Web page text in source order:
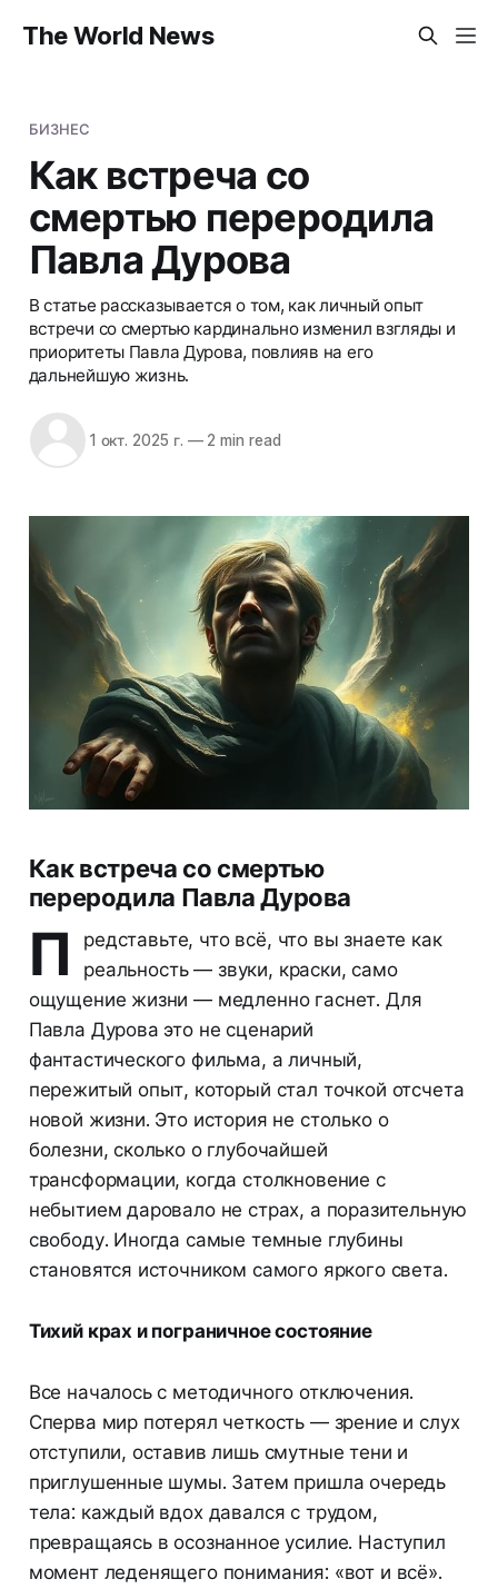
The World News
БИЗНЕС
Как встреча со
смертью переродила
Павла Дурова
В статье рассказывается о том, как личный опыт
встречи со смертью кардинально изменил взгляды и
приоритеты Павла Дурова, повлияв на его
дальнейшую жизнь.
1 окт. 2025 г. —2 min read
Как встреча со смертью
переродила Павла Дурова
П
редставьте, что всё, что вы знаете как
реальность — звуки, краски, само
ощущение жизни — медленно гаснет. Для
Павла Дурова это не сценарий
фантастического фильма, а личный,
пережитый опыт, который стал точкой отсчета
новой жизни. Это история не столько о
болезни, сколько о глубочайшей
трансформации, когда столкновение с
небытием даровало не страх, а поразительную
свободу. Иногда самые темные глубины
становятся источником самого яркого света.
Тихий крах и пограничное состояние
Все началось с методичного отключения.
Сперва мир потерял четкость — зрение и слух
отступили, оставив лишь смутные тени и
приглушенные шумы. Затем пришла очередь
тела: каждый вдох давался с трудом,
превращаясь в осознанное усилие. Наступил
момент леденящего понимания: «вот и всё».